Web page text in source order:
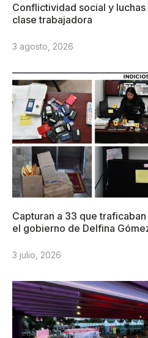
Conflictividad social y
clase trabajadora
3 agosto, 2026
Capturan a 33 que
el gobierno de Delfina
3 julio, 2026